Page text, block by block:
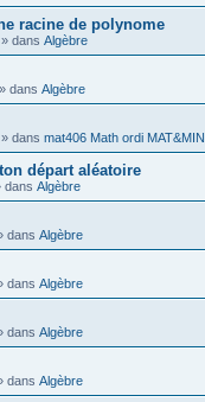
racine de polynome
dans Algèbre
dans Algèbre
dans mat406 Math ordi MAT&MIN
départ aléatoire
dans Algèbre
dans Algèbre
dans Algèbre
dans Algèbre
dans Algèbre